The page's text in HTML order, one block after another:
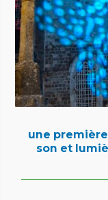
une première à
lumière en
une
son et